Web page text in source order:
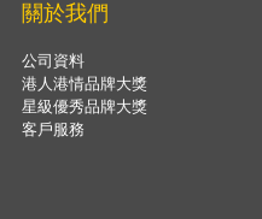
關於我們
公司資料
港人港情品牌大獎
星級優秀品牌大獎
客戶服務